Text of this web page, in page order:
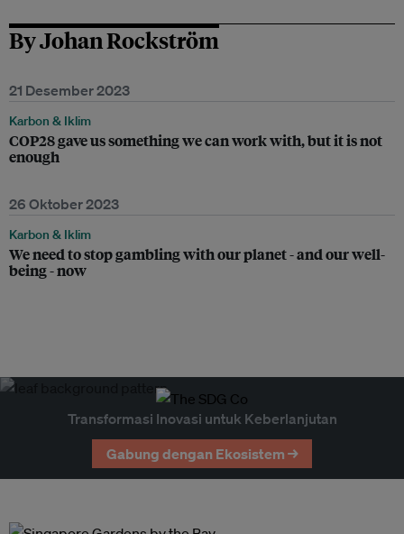
By Johan Rockström
21 Desember 2023
Karbon & Iklim
COP28 gave us something we can work with, but it is not
enough
26 Oktober 2023
Karbon & Iklim
We need to stop gambling with our planet - and our well-
being - now
Transformasi Inovasi untuk Keberlanjutan
Gabung dengan Ekosistem →